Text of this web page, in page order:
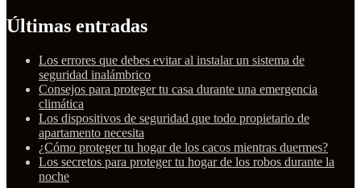
Últimas entradas
Los errores que debes evitar al instalar un sistema de
seguridad inalámbrico
Consejos para proteger tu casa durante una emergencia
climática
Los dispositivos de seguridad que todo propietario de
apartamento necesita
¿Cómo proteger tu hogar de los cacos mientras duermes?
Los secretos para proteger tu hogar de los robos durante la
noche